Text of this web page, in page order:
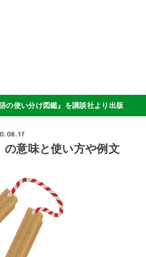
の使い分け図鑑』を講談社より出版
意味と使い方や例文